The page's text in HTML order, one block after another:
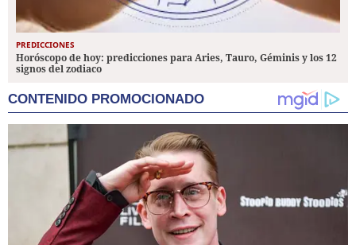
PREDICCIONES
Horóscopo de hoy: predicciones para Aries, Tauro, Géminis y los 12
signos del zodiaco
CONTENIDO PROMOCIONADO